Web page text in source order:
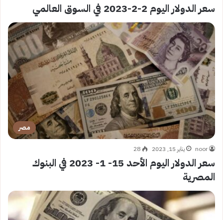
سعر الدولار اليوم 2-2-2023 في السوق العالمي
مصر
noor يناير 15, 2023 28
سعر الدولار اليوم الأحد 15- 1- 2023 في البنوك
المصرية